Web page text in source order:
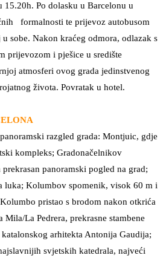
15.20h. Po dolasku u Barcelonu u
formalnosti te prijevoz autobusom
sobe. Nakon kraćeg odmora, odlazak s
prijevozom i pješice u središte
atmosferi ovog grada jedinstvenog
života. Povratak u hotel.
razgled grada: Montjuic, gdje
kompleks; Gradonačelnikov
panoramski pogled na grad;
luka; Kolumbov spomenik, visok 60 m i
pristao s brodom nakon otkrića
Mila/La Pedrera, prekrasne stambene
arhitekta Antonija Gaudija;
svjetskih katedrala, najveći